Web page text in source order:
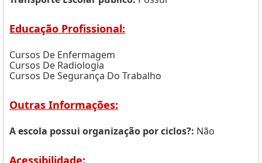
Educação Profissional:
Cursos De Enfermagem
Cursos De Radiologia
Cursos De Segurança Do Trabalho
Outras Informações:
A escola possui organização por ciclos?: Não
Acessibilidade: